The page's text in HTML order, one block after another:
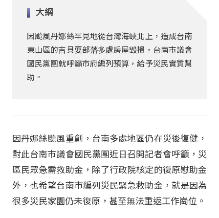
大綱
因颱風丹娜絲罕見地從台灣海峽北上，造成台南
東山區的吉貝耍部落多處房屋毀損，台南市議會
國民黨團就呼籲市府編列預算，給予災民實質幫
助。
因丹娜絲颱風重創，台南多處地區仍在災後復健，
對此台南市議會國民黨團近日召開記者會呼籲，災
區民眾急需救助金，除了行政院核定的復原慰助金
外，也希望台南市編列災民緊急救助金，就是因為
很多災民家園仍未復原，甚至無法重返工作崗位。